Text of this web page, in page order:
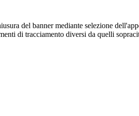
del banner mediante selezione
di tracciamento diversi da quelli